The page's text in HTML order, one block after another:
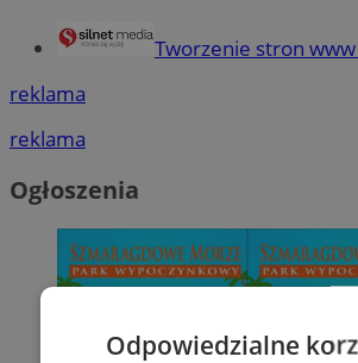
Tworzenie stron www
reklama
reklama
Ogłoszenia
Odpowiedzialne